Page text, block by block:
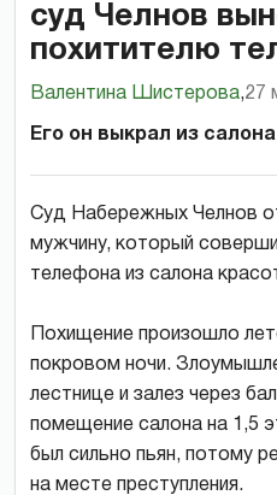
суд Челнов
похитителю
Валентина Шистерова,27
Его он выкрал из
Суд Набережных Челнов
мужчину, который
телефона из салона
Похищение произошло
покровом ночи.
лестнице и залез через
помещение салона на 1,5
был сильно пьян, потому
на месте преступления.